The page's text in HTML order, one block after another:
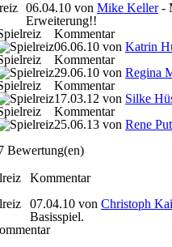
06.04.10 von Mike Keller-
Erweiterung!!
Kommentar
06.06.10 von Katrin
Kommentar
29.06.10 von Regina
Kommentar
17.03.12 von Silke
Kommentar
25.06.13 von Rene
Bewertung(en)
Kommentar
07.04.10 von Christoph
Basisspiel.